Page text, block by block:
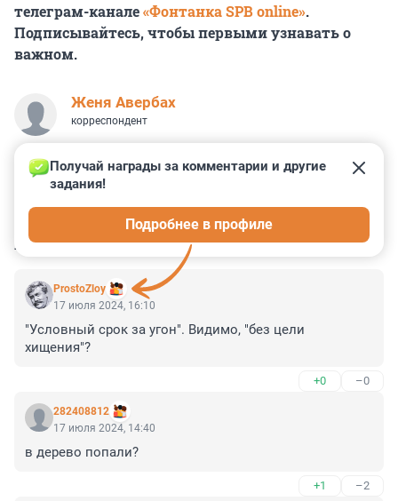
телеграм-канале«Фонтанка SPB online».
Подписывайтесь, чтобы первыми узнавать о
важном.
Женя Авербах
корреспондент
КОММЕНТАРИИ 5
ProstoZloy
Получай награды за комментарии и другие
задания!
Подробнее в профиле
17 июля 2024, 16:10
"Условный срок за угон". Видимо, "без цели
хищения"?
+0 –0
282408812
17 июля 2024, 14:40
в дерево попали?
+1 –2